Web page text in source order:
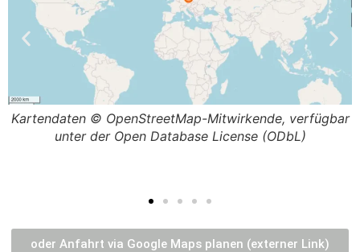
Kartendaten © OpenStreetMap-Mitwirkende, verfügbar
unter der Open Database License (ODbL)
oder Anfahrt via Google Maps planen (externer Link)